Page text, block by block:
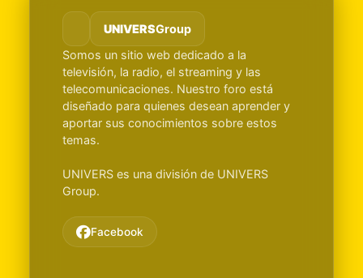
UNIVERSGroup
Somos un sitio web dedicado a la
televisión, la radio, el streaming y las
telecomunicaciones. Nuestro foro está
diseñado para quienes desean aprender y
aportar sus conocimientos sobre estos
temas.
UNIVERS es una división de UNIVERS
Group.
Facebook